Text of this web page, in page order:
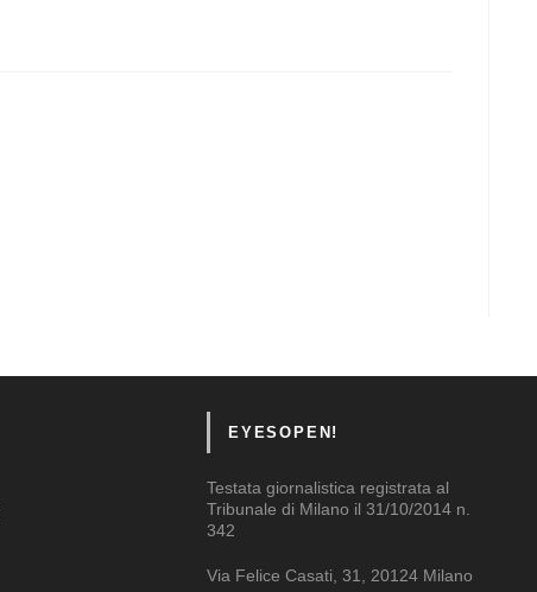
EYESOPEN!
Testata giornalistica registrata al
Tribunale di Milano il 31/10/2014 n.
342
Via Felice Casati, 31, 20124 Milano